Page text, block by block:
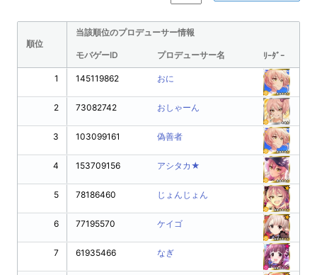
順位
当該順位のプロデューサー情報
モバゲーID プロデューサー名 ﾘｰﾀﾞｰ
1
2
3
4
5
6
7
145119862 おに
73082742 おしゃーん
103099161 偽善者
153709156 アシタカ★
78186460 じょんじょん
77195570 ケイゴ
61935466 なぎ